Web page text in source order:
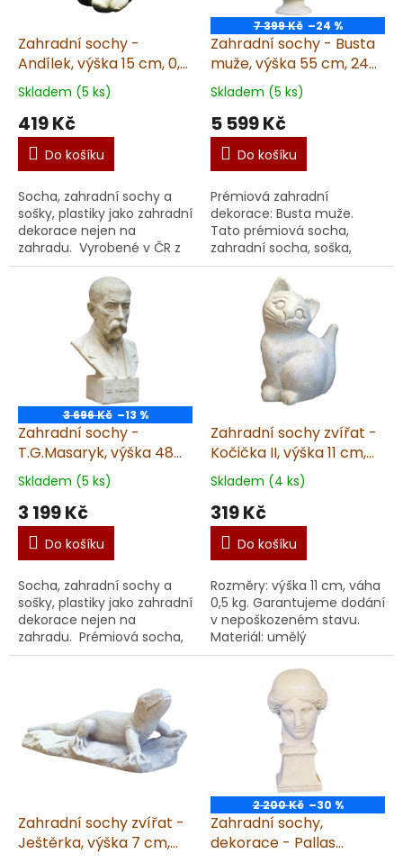
Zahradní sochy -
Andílek, výška 15 cm, 0,5
kg, pískovec
Skladem (5 ks)
419 Kč
Do košíku
Socha, zahradní sochy a
sošky, plastiky jako zahradní
dekorace nejen na
zahradu. Vyrobené v ČR z
kvalitního umělého
pískovce. Unikátní ruční
metoda výroby pro doko...
7 399 Kč –24 %
Zahradní sochy - Busta
muže, výška 55 cm, 24
kg
Skladem (5 ks)
5 599 Kč
Do košíku
Prémiová zahradní
dekorace: Busta muže.
Tato prémiová socha,
zahradní socha, soška,
plastika, dekorace je
určena nejen pro zahradu.
Vyrobená v ČR z
kvalitního umělé...
3 696 Kč –13 %
Zahradní sochy -
T.G.Masaryk, výška 48
cm, 19 kg
Skladem (5 ks)
3 199 Kč
Do košíku
Socha, zahradní sochy a
sošky, plastiky jako zahradní
dekorace nejen na
zahradu. Prémiová socha,
busta T.G.M. nejen na
kvalitního umělého ...
Zahradní sochy zvířat -
Kočička II, výška 11 cm,
0,5 kg, pískovec
Skladem (4 ks)
319 Kč
Do košíku
Rozměry: výška 11 cm, váha
0,5 kg. Garantujeme dodání
v nepoškozeném stavu.
Materiál: umělý
pískovec. Doporučujeme
Vyrobené v ČR z
kvalitního umělého ...
Zahradní sochy zvířat -
Ještěrka, výška 7 cm,
2 200 Kč –30 %
Zahradní sochy,
dekorace - Pallas